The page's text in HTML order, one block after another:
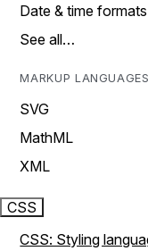
Date & time formats
See all…
MARKUP LANGUAGES
SVG
MathML
XML
CSS
CSS: Styling